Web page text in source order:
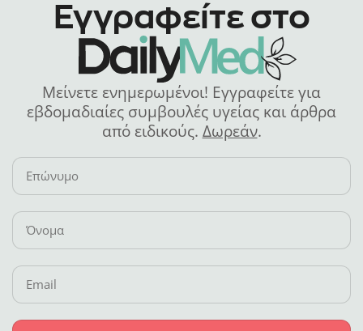
Εγγραφείτε στο
Μείνετε ενημερωμένοι! Εγγραφείτε για
εβδομαδιαίες συμβουλές υγείας και άρθρα
από ειδικούς. Δωρεάν.